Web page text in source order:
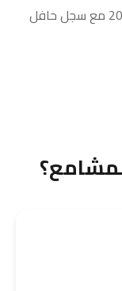
نعمل في السوق الكويتي منذ عام 2017 مع سجل حافل